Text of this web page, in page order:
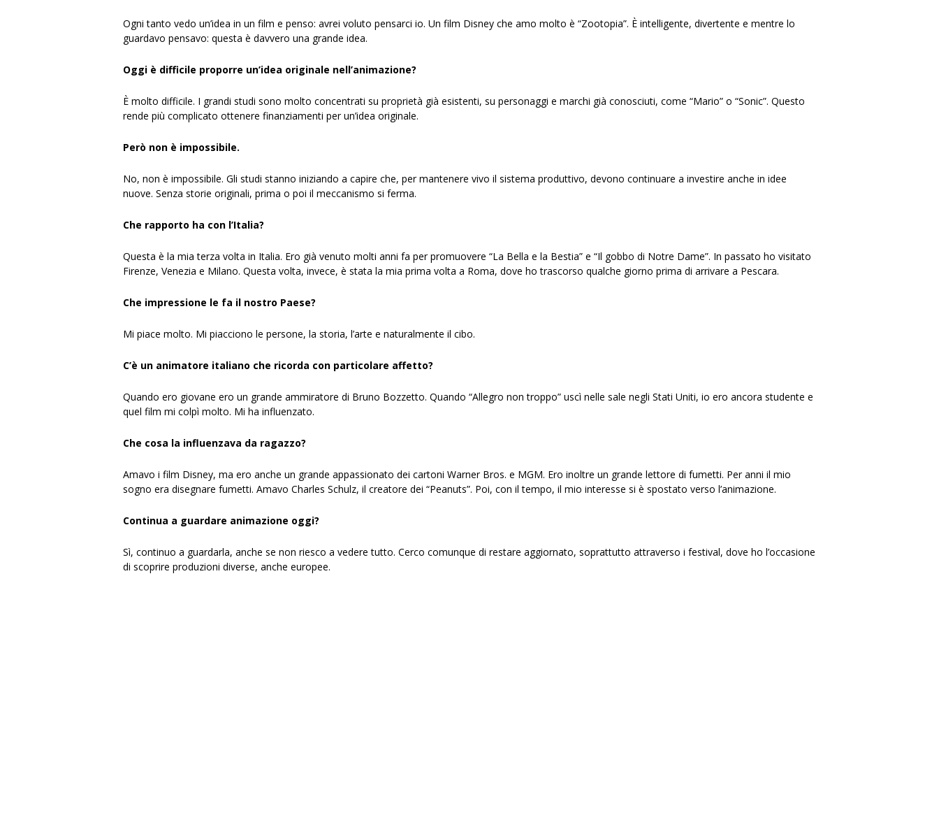
Ogni tanto vedo un’idea in un film e penso: avrei voluto pensarci io. Un film Disney che amo molto è “Zootopia”. È intelligente, divertente e mentre lo
guardavo pensavo: questa è davvero una grande idea.
Oggi è difficile proporre un’idea originale nell’animazione?
È molto difficile. I grandi studi sono molto concentrati su proprietà già esistenti, su personaggi e marchi già conosciuti, come “Mario” o “Sonic”. Questo
rende più complicato ottenere finanziamenti per un’idea originale.
Però non è impossibile.
No, non è impossibile. Gli studi stanno iniziando a capire che, per mantenere vivo il sistema produttivo, devono continuare a investire anche in idee
nuove. Senza storie originali, prima o poi il meccanismo si ferma.
Che rapporto ha con l’Italia?
Questa è la mia terza volta in Italia. Ero già venuto molti anni fa per promuovere “La Bella e la Bestia” e “Il gobbo di Notre Dame”. In passato ho visitato
Firenze, Venezia e Milano. Questa volta, invece, è stata la mia prima volta a Roma, dove ho trascorso qualche giorno prima di arrivare a Pescara.
Che impressione le fa il nostro Paese?
Mi piace molto. Mi piacciono le persone, la storia, l’arte e naturalmente il cibo.
C’è un animatore italiano che ricorda con particolare affetto?
Quando ero giovane ero un grande ammiratore di Bruno Bozzetto. Quando “Allegro non troppo” uscì nelle sale negli Stati Uniti, io ero ancora studente e
quel film mi colpì molto. Mi ha influenzato.
Che cosa la influenzava da ragazzo?
Amavo i film Disney, ma ero anche un grande appassionato dei cartoni Warner Bros. e MGM. Ero inoltre un grande lettore di fumetti. Per anni il mio
sogno era disegnare fumetti. Amavo Charles Schulz, il creatore dei “Peanuts”. Poi, con il tempo, il mio interesse si è spostato verso l’animazione.
Continua a guardare animazione oggi?
Sì, continuo a guardarla, anche se non riesco a vedere tutto. Cerco comunque di restare aggiornato, soprattutto attraverso i festival, dove ho l’occasione
di scoprire produzioni diverse, anche europee.